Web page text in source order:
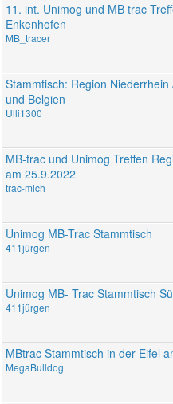
11. int. Unimog und MB trac
Enkenhofen
MB_tracer
Stammtisch: Region
und Belgien
Ulli1300
MB-trac und Unimog Treffen
am 25.9.2022
trac-mich
Unimog MB-Trac Stammtisch
411jürgen
Unimog MB- Trac Stammtisch
411jürgen
MBtrac Stammtisch in der Eifel
MegaBulldog